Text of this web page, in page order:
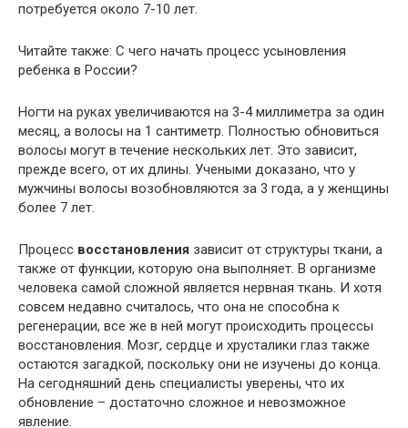
потребуется около 7-10 лет.
Читайте также: С чего начать процесс усыновления
ребенка в России?
Ногти на руках увеличиваются на 3-4 миллиметра за один
месяц, а волосы на 1 сантиметр. Полностью обновиться
волосы могут в течение нескольких лет. Это зависит,
прежде всего, от их длины. Учеными доказано, что у
мужчины волосы возобновляются за 3 года, а у женщины
более 7 лет.
Процесс восстановления зависит от структуры ткани, а
также от функции, которую она выполняет. В организме
человека самой сложной является нервная ткань. И хотя
совсем недавно считалось, что она не способна к
регенерации, все же в ней могут происходить процессы
восстановления. Мозг, сердце и хрусталики глаз также
остаются загадкой, поскольку они не изучены до конца.
На сегодняшний день специалисты уверены, что их
обновление – достаточно сложное и невозможное
явление.